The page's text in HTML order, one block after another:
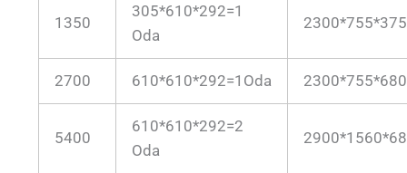
1350
305*610*292=1
Oda
2300*755*375
2700 610*610*292=1Oda 2300*755*680
5400
610*610*292=2
Oda